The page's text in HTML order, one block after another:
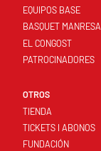
EQUIPOS BASE
BASQUET MANRESA
EL CONGOST
PATROCINADORES
OTROS
TIENDA
TICKETS I ABONOS
FUNDACIÓN